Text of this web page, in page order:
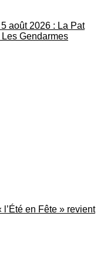
août 2026 : La Pat
Gendarmes
en Fête » revient